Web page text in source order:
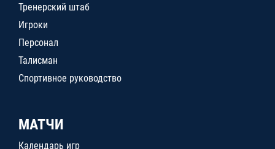
Тренерский штаб
Игроки
Персонал
Талисман
Спортивное руководство
МАТЧИ
Календарь игр